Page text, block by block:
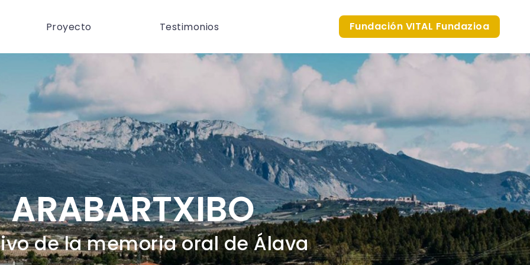
Proyecto Testimonios Fundación VITAL Fundazioa
ARABARTXIBO
de la memoria oral de Álava